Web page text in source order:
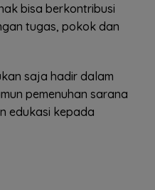
bisa berkontribusi
tugas, pokok dan
saja hadir dalam
pemenuhan sarana
edukasi kepada